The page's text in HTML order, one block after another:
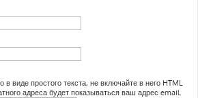
виде простого текста, не включайте в него HTML
адреса будет показываться ваш адрес email.